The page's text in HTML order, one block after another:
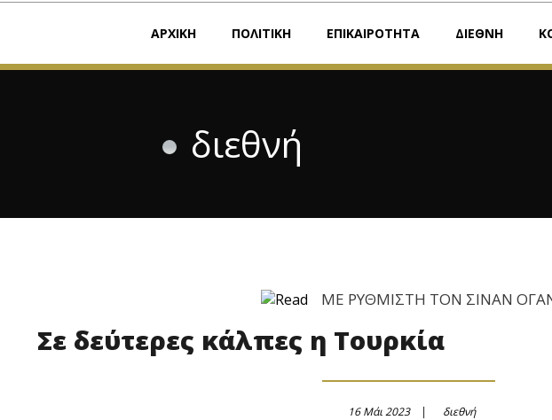
ΑΡΧΙΚΗ ΠΟΛΙΤΙΚΗ ΕΠΙΚΑΙΡΟΤΗΤΑ ΔΙΕΘΝΗ
διεθνή
ΜΕ ΡΥΘΜΙΣΤΗ ΤΟΝ ΣΙΝΑΝ
Σε δεύτερες κάλπες η Τουρκία
16 Μάι 2023 διεθνή